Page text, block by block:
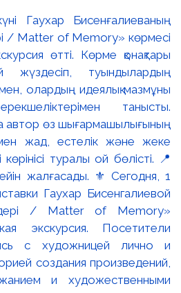
Гаухар Бисенғалиеваның
/ Matter of Memory» көрмесі
өтті. Көрме қонақтары
жүздесіп, туындылардың
олардың идеялық мазмұны
танысты.
автор өз шығармашылығының
мен жад, естелік және жеке
туралы ой бөлісті. 📍
жалғасады. ⚜️ Сегодня, 1
Гаухар Бисенгалиевой
/ Matter of Memory»
экскурсия. Посетители
с художницей лично и
создания произведений,
и художественными